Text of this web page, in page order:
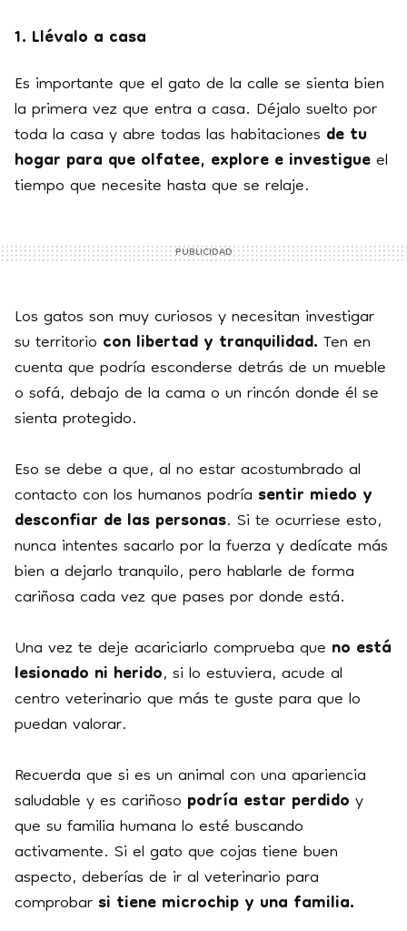
1. Llévalo a casa
Es importante que el gato de la calle se sienta bien
la primera vez que entra a casa. Déjalo suelto por
toda la casa y abre todas las habitacionesde tu
hogar para que olfatee, explore e investigueel
tiempo que necesite hasta que se relaje.
Los gatos son muy curiosos y necesitan investigar
su territoriocon libertad y tranquilidad.Ten en
cuenta que podría esconderse detrás de un mueble
o sofá, debajo de la cama o un rincón donde él se
sienta protegido.
Eso se debe a que, al no estar acostumbrado al
contacto con los humanos podríasentir miedo y
desconfiar de las personas. Si te ocurriese esto,
nunca intentes sacarlo por la fuerza y dedícate más
bien a dejarlo tranquilo, pero hablarle de forma
cariñosa cada vez que pases por donde está.
Una vez te deje acariciarlo comprueba queno está
lesionado ni herido, si lo estuviera, acude al
centro veterinario que más te guste para que lo
puedan valorar.
Recuerda que si es un animal con una apariencia
saludable y es cariñosopodría estar perdidoy
que su familia humana lo esté buscando
activamente. Si el gato que cojas tiene buen
aspecto, deberías de ir al veterinario para
comprobarsi tiene microchip y una familia.